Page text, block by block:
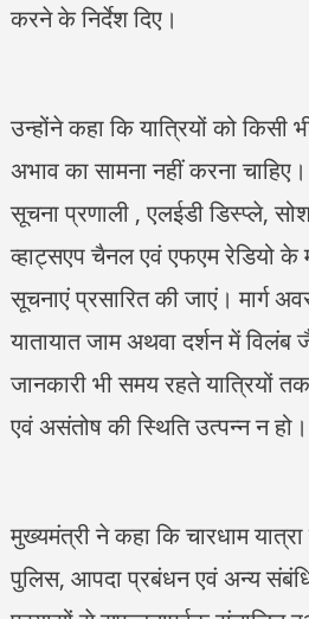
करने के निर्देश दिए।
उन्होंने कहा कि यात्रियों को किसी
अभाव का सामना नहीं करना
सूचना प्रणाली , एलईडी डिस्प्ले,
व्हाट्सएप चैनल एवं एफएम रेडियो के
सूचनाएं प्रसारित की जाएं। मार्ग
यातायात जाम अथवा दर्शन में विलंब
जानकारी भी समय रहते यात्रियों
एवं असंतोष की स्थिति उत्पन्न न हो।
मुख्यमंत्री ने कहा कि चारधाम
पुलिस, आपदा प्रबंधन एवं अन्य